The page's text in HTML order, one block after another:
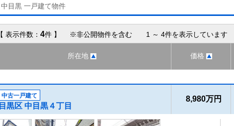
中目黒 一戸建て物件
【 表示件数： 4件 】 ※非公開物件を含む 1 ～ 4件を表示しています
所在地 価格
中古一戸建て
目黒区 中目黒４丁目
8,980万円